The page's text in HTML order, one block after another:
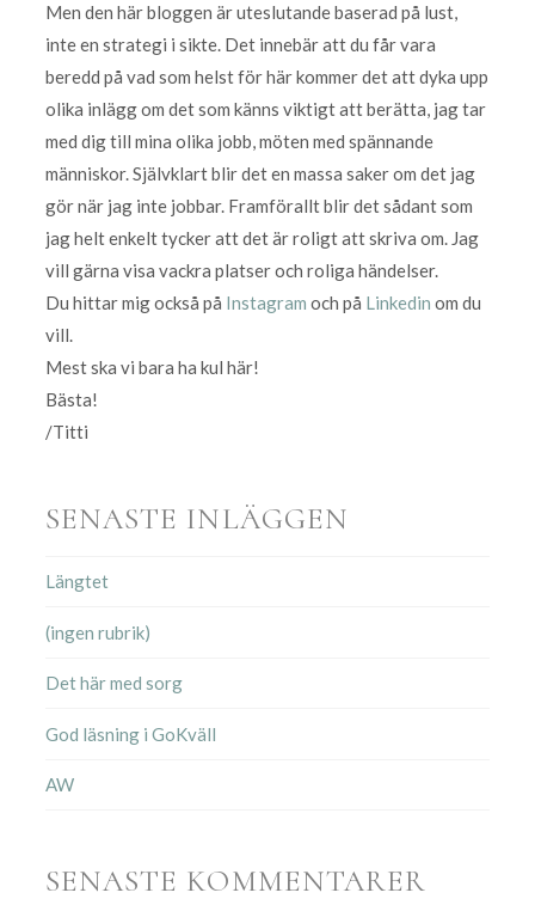
Men den här bloggen är uteslutande baserad på lust,
inte en strategi i sikte. Det innebär att du får vara
beredd på vad som helst för här kommer det att dyka upp
olika inlägg om det som känns viktigt att berätta, jag tar
med dig till mina olika jobb, möten med spännande
människor. Självklart blir det en massa saker om det jag
gör när jag inte jobbar. Framförallt blir det sådant som
jag helt enkelt tycker att det är roligt att skriva om. Jag
vill gärna visa vackra platser och roliga händelser.
Du hittar mig också på Instagram och på Linkedin om du
vill.
Mest ska vi bara ha kul här!
Bästa!
/Titti
SENASTE INLÄGGEN
Längtet
(ingen rubrik)
Det här med sorg
God läsning i GoKväll
AW
SENASTE KOMMENTARER